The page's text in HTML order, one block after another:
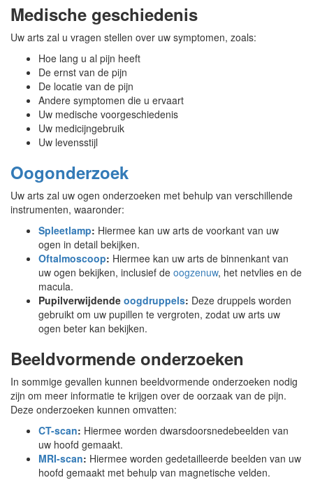
Medische geschiedenis
Uw arts zal u vragen stellen over uw symptomen, zoals:
Hoe lang u al pijn heeft
De ernst van de pijn
De locatie van de pijn
Andere symptomen die u ervaart
Uw medische voorgeschiedenis
Uw medicijngebruik
Uw levensstijl
Oogonderzoek
Uw arts zal uw ogen onderzoeken met behulp van verschillende
instrumenten, waaronder:
Spleetlamp: Hiermee kan uw arts de voorkant van uw
ogen in detail bekijken.
Oftalmoscoop: Hiermee kan uw arts de binnenkant van
uw ogen bekijken, inclusief de oogzenuw, het netvlies en de
macula.
Pupilverwijdende oogdruppels: Deze druppels worden
gebruikt om uw pupillen te vergroten, zodat uw arts uw
ogen beter kan bekijken.
Beeldvormende onderzoeken
In sommige gevallen kunnen beeldvormende onderzoeken nodig
zijn om meer informatie te krijgen over de oorzaak van de pijn.
Deze onderzoeken kunnen omvatten:
CT-scan: Hiermee worden dwarsdoorsnedebeelden van
uw hoofd gemaakt.
MRI-scan: Hiermee worden gedetailleerde beelden van uw
hoofd gemaakt met behulp van magnetische velden.